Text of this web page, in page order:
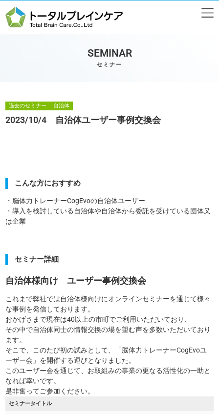
SEMINAR
セミナー
過去のセミナー 自治体
2023/10/4 自治体ユーザー事例交換会
こんな方におすすめ
・脳体力トレーナーCogEvoの自治体ユーザー
・導入を検討している自治体や自治体から委託を受けている団体又
は企業
セミナー詳細
自治体様向け ユーザー事例交換会
これまで弊社では自治体様向けにオンラインセミナーを通じて様々
な事例を発信しております。
おかげさまで現在は40以上の市町でご利用いただいており、
その中で自治体同士の情報交換の場を望む声を多数いただいており
ます。
そこで、このたび初の試みとして、「脳体力トレーナーCogEvoユ
ーザー会」を開催する運びとなりました。
このユーザー会を通じて、お取組みの事業の更なる活性化の一助と
なれば幸いです。
是非奮ってご参加ください。
セミナータイトル